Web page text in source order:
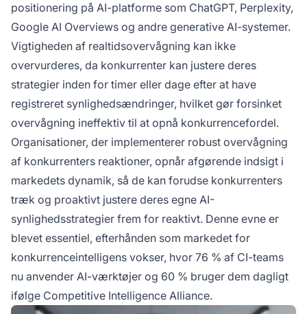
positionering på AI-platforme som ChatGPT, Perplexity,
Google AI Overviews og andre generative AI-systemer.
Vigtigheden af realtidsovervågning kan ikke
overvurderes, da konkurrenter kan justere deres
strategier inden for timer eller dage efter at have
registreret synlighedsændringer, hvilket gør forsinket
overvågning ineffektiv til at opnå konkurrencefordel.
Organisationer, der implementerer robust overvågning
af konkurrenters reaktioner, opnår afgørende indsigt i
markedets dynamik, så de kan forudse konkurrenters
træk og proaktivt justere deres egne AI-
synlighedsstrategier frem for reaktivt. Denne evne er
blevet essentiel, efterhånden som markedet for
konkurrenceintelligens vokser, hvor 76 % af CI-teams
nu anvender AI-værktøjer og 60 % bruger dem dagligt
ifølge Competitive Intelligence Alliance.